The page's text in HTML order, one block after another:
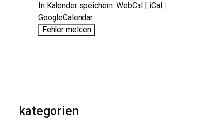
In Kalender speichern: WebCal | iCal |
GoogleCalendar
Fehler melden
kategorien